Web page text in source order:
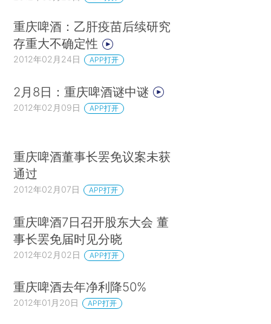
重庆啤酒：乙肝疫苗后续研究
存重大不确定性
2012年02月24日 APP打开
2月8日：重庆啤酒谜中谜
2012年02月09日 APP打开
重庆啤酒董事长罢免议案未获
通过
2012年02月07日 APP打开
重庆啤酒7日召开股东大会 董
事长罢免届时见分晓
2012年02月02日 APP打开
重庆啤酒去年净利降50%
2012年01月20日 APP打开